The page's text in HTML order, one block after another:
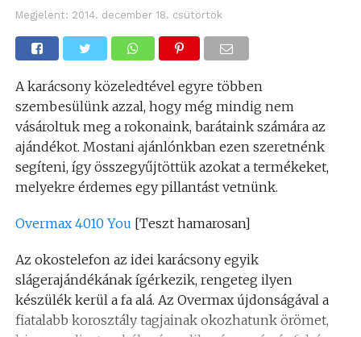
Megjelent: 2014. december 18. csütörtök
A karácsony közeledtével egyre többen
szembesülünk azzal, hogy még mindig nem
vásároltuk meg a rokonaink, barátaink számára az
ajándékot. Mostani ajánlónkban ezen szeretnénk
segíteni, így összegyűjtöttük azokat a termékeket,
melyekre érdemes egy pillantást vetnünk.
Overmax 4010 You [Teszt hamarosan]
Az okostelefon az idei karácsony egyik
slágerajándékának ígérkezik, rengeteg ilyen
készülék kerül a fa alá. Az Overmax újdonságával a
fiatalabb korosztály tagjainak okozhatunk örömet,